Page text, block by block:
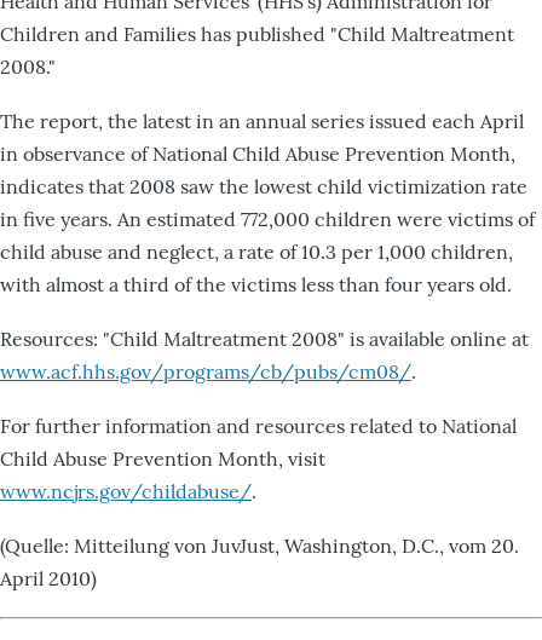
Children and Families has published "Child Maltreatment
2008."
The report, the latest in an annual series issued each April
in observance of National Child Abuse Prevention Month,
indicates that 2008 saw the lowest child victimization rate
in five years. An estimated 772,000 children were victims of
child abuse and neglect, a rate of 10.3 per 1,000 children,
with almost a third of the victims less than four years old.
Resources: "Child Maltreatment 2008" is available online at
www.acf.hhs.gov/programs/cb/pubs/cm08/.
For further information and resources related to National
Child Abuse Prevention Month, visit
www.ncjrs.gov/childabuse/.
(Quelle: Mitteilung von JuvJust, Washington, D.C., vom 20.
April 2010)